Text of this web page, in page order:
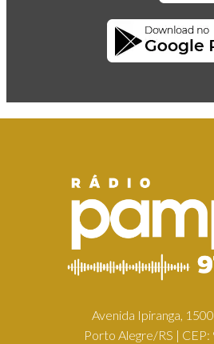
Avenida Ipiranga,
Porto Alegre/RS |